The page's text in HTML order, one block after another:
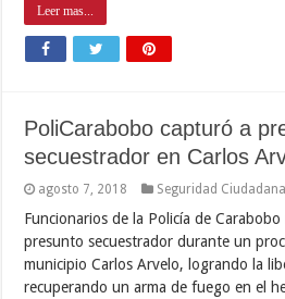
Leer mas...
PoliCarabobo capturó a
secuestrador en Carlos
agosto 7, 2018 Seguridad Ciudadana
Funcionarios de la Policía de
presunto secuestrador durante un
municipio Carlos Arvelo, logrando la
recuperando un arma de fuego en el